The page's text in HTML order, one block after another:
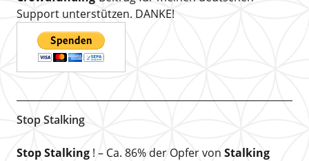
Support unterstützen. DANKE!
Stop Stalking
Stop Stalking! – Ca. 86% der Opfer von Stalking